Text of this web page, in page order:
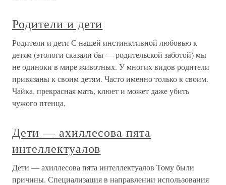
Родители и дети
Родители и дети С нашей инстинктивной любовью к
детям (этологи сказали бы — родительской заботой) мы
не одиноки в мире животных. У многих видов родители
привязаны к своим детям. Часто именно только к своим.
Чайка, прекрасная мать, клюет и может даже убить
чужого птенца,
Дети — ахиллесова пята
интеллектуалов
Дети — ахиллесова пята интеллектуалов Тому были
причины. Специализация в направлении использования